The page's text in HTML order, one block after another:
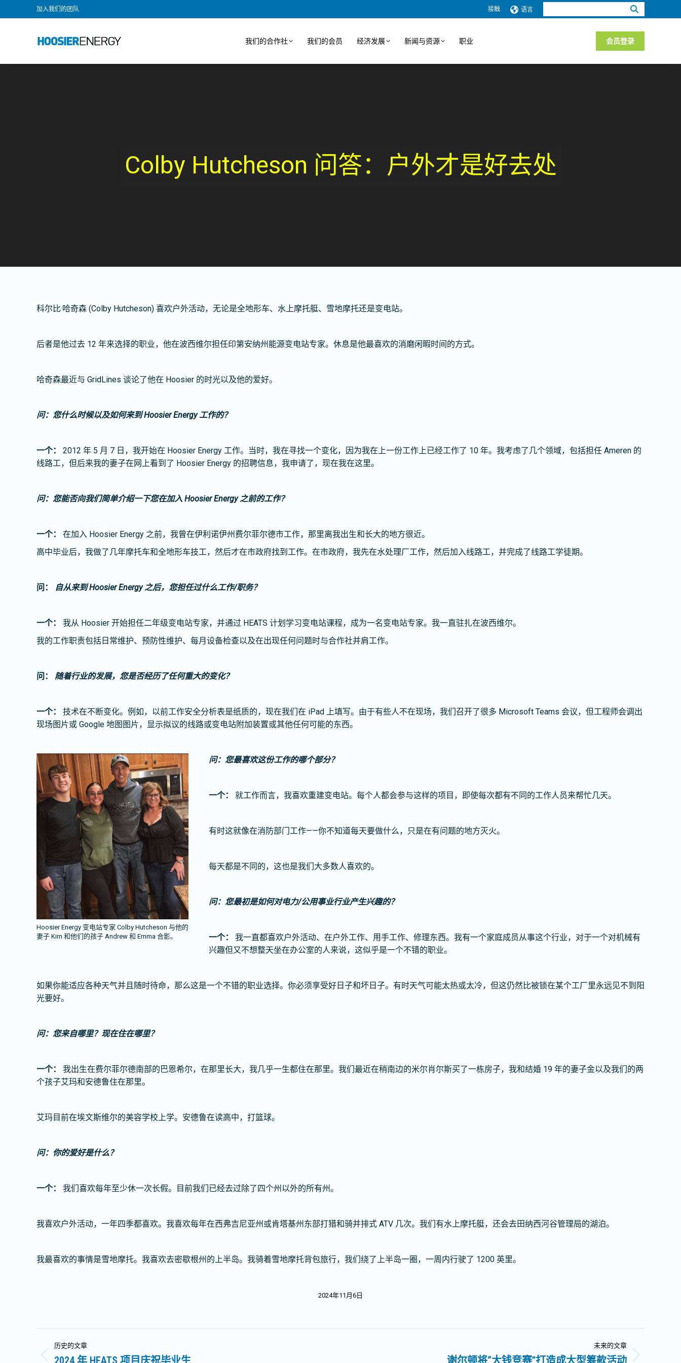
加入我们的团队 接触 语言
索：
我们的合作社 我们的会员 经济发展 新闻与资源 职业 会员登录
Colby Hutcheson 问答：户外才是好去处
科尔比·哈奇森 (Colby Hutcheson) 喜欢户外活动，无论是全地形车、水上摩托艇、雪地摩托还是变电站。
后者是他过去 12 年来选择的职业，他在波西维尔担任印第安纳州能源变电站专家。休息是他最喜欢的消磨闲暇时间的方式。
哈奇森最近与 GridLines 谈论了他在 Hoosier 的时光以及他的爱好。
问：您什么时候以及如何来到 Hoosier Energy 工作的？
一个：
2012 年 5 月 7 日，我开始在 Hoosier Energy 工作。当时，我在寻找一个变化，因为我在上一份工作上已经工作了 10 年。我考虑了几个领域，包括担任 Ameren 的
线路工，但后来我的妻子在网上看到了 Hoosier Energy 的招聘信息，我申请了，现在我在这里。
问：您能否向我们简单介绍一下您在加入 Hoosier Energy 之前的工作？
一个：
在加入 Hoosier Energy 之前，我曾在伊利诺伊州费尔菲尔德市工作，那里离我出生和长大的地方很近。
高中毕业后，我做了几年摩托车和全地形车技工，然后才在市政府找到工作。在市政府，我先在水处理厂工作，然后加入线路工，并完成了线路工学徒期。
问： 自从来到 Hoosier Energy 之后，您担任过什么工作/职务？
一个：
我从 Hoosier 开始担任二年级变电站专家，并通过 HEATS 计划学习变电站课程，成为一名变电站专家。我一直驻扎在波西维尔。
我的工作职责包括日常维护、预防性维护、每月设备检查以及在出现任何问题时与合作社并肩工作。
问： 随着行业的发展，您是否经历了任何重大的变化？
一个：
技术在不断变化。例如，以前工作安全分析表是纸质的，现在我们在 iPad 上填写。由于有些人不在现场，我们召开了很多 Microsoft Teams 会议，但工程师会调出
现场图片或 Google 地图图片，显示拟议的线路或变电站附加装置或其他任何可能的东西。
Hoosier Energy 变电站专家 Colby Hutcheson 与他的
妻子 Kim 和他们的孩子 Andrew 和 Emma 合影。
问：您最喜欢这份工作的哪个部分？
一个： 就工作而言，我喜欢重建变电站。每个人都会参与这样的项目，即使每次都有不同的工作人员来帮忙几天。
有时这就像在消防部门工作——你不知道每天要做什么，只是在有问题的地方灭火。
每天都是不同的，这也是我们大多数人喜欢的。
问：您最初是如何对电力/公用事业行业产生兴趣的？
一个：
我一直都喜欢户外活动、在户外工作、用手工作、修理东西。我有一个家庭成员从事这个行业，对于一个对机械有
兴趣但又不想整天坐在办公室的人来说，这似乎是一个不错的职业。
如果你能适应各种天气并且随时待命，那么这是一个不错的职业选择。你必须享受好日子和坏日子。有时天气可能太热或太冷，但这仍然比被锁在某个工厂里永远见不到阳
光要好。
问：您来自哪里？现在住在哪里？
一个： 我出生在费尔菲尔德南部的巴恩希尔，在那里长大，我几乎一生都住在那里。我们最近在稍南边的米尔肖尔斯买了一栋房子，我和结婚 19 年的妻子金以及我们的两
个孩子艾玛和安德鲁住在那里。
艾玛目前在埃文斯维尔的美容学校上学。安德鲁在读高中，打篮球。
问：你的爱好是什么？
一个： 我们喜欢每年至少休一次长假。目前我们已经去过除了四个州以外的所有州。
我喜欢户外活动，一年四季都喜欢。我喜欢每年在西弗吉尼亚州或肯塔基州东部打猎和骑并排式 ATV 几次。我们有水上摩托艇，还会去田纳西河谷管理局的湖泊。
我最喜欢的事情是雪地摩托。我喜欢去密歇根州的上半岛。我骑着雪地摩托背包旅行，我们绕了上半岛一圈，一周内行驶了 1200 英里。
2024年11月6日
历史的文章
历
2024 年 HEATS 项目庆祝毕业生
未来的文章
谢尔顿将“大钱竞赛”打造成大型筹款活动